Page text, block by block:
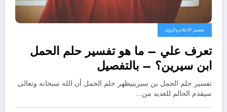
تفسير الاحلام والرؤى
تعرف علي – ما هو تفسير حلم الحمل
ابن سيرين؟ – بالتفصيل
تفسير حلم الحمل بن سيرينيظهر حلم الحمل أن الله سبحانه وتعالى
سيقدم الحالم للعديد من…